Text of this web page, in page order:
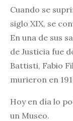
Cuando se
siglo XIX, se
En una de sus
de Justicia fue
Battisti, Fabio
murieron en
Hoy en día lo
un Museo.